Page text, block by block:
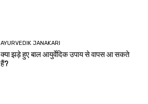
AYURVEDIK JANAKARI
क्या झड़े हुए बाल आयुर्वेदिक उपाय से वापस आ सकते
हैं?